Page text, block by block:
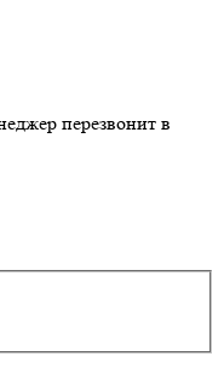
перезвонит в